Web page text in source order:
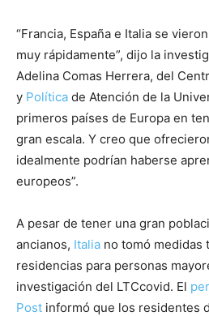
“Francia, España e Italia se
muy rápidamente”, dijo la
Adelina Comas Herrera, del
y Política de Atención de la
primeros países de Europa en
gran escala. Y creo que
idealmente podrían haberse
europeos”.
A pesar de tener una gran
ancianos, Italia no tomó medidas
residencias para personas
investigación del LTCcovid. El
Post informó que los residentes